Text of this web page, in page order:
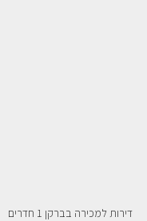
דירות למכירה בברקן 1 חדרים